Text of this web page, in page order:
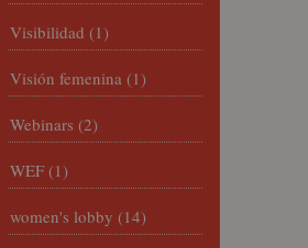
Visibilidad (1)
Visión femenina (1)
Webinars (2)
WEF (1)
women's lobby (14)